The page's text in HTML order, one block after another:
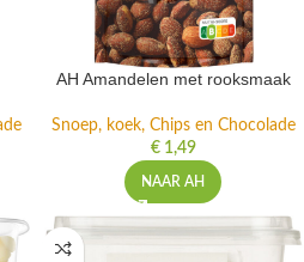
AH Amandelen met rooksmaak
Snoep, koek, Chips en Chocolade
€1,49
NAAR AH